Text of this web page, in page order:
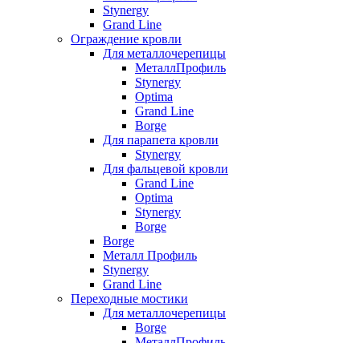
Stynergy
Grand Line
Ограждение кровли
Для металлочерепицы
МеталлПрофиль
Stynergy
Optima
Grand Line
Borge
Для парапета кровли
Stynergy
Для фальцевой кровли
Grand Line
Optima
Stynergy
Borge
Borge
Металл Профиль
Stynergy
Grand Line
Переходные мостики
Для металлочерепицы
Borge